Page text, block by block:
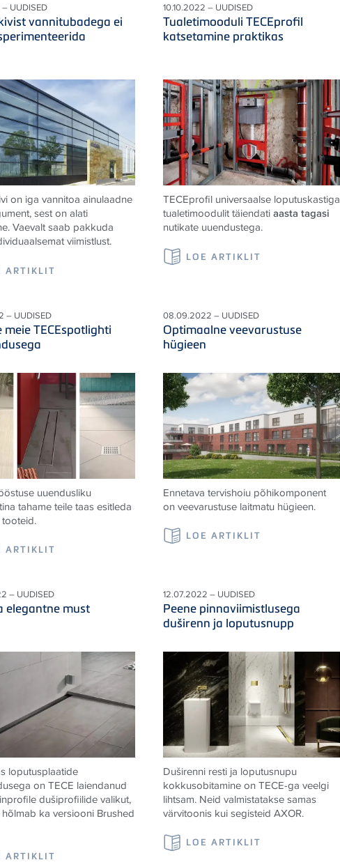
UUDISED
vannitubadega ei
on iga vannitoa ainulaadne
sest on alati
Vaevalt saab pakkuda
viimistlust.
ARTIKLIT
10.10.2022 – UUDISED
Tualetimooduli TECEprofil
katsetamine praktikas
TECEprofil universaalse loputuskastiga
tualetimoodulit täiendatiaasta tagasi
nutikate uuendustega.
LOE ARTIKLIT
– UUDISED
meie TECEspotlighti
uuendusliku
tahame teile taas esitleda
ARTIKLIT
08.09.2022 – UUDISED
Optimaalne veevarustuse
hügieen
Ennetava tervishoiu põhikomponent
on veevarustuse laitmatu hügieen.
LOE ARTIKLIT
– UUDISED
elegantne must
loputusplaatide
on TECE laiendanud
dušiprofiilide valikut,
ka versiooni Brushed
ARTIKLIT
12.07.2022 – UUDISED
Peene pinnaviimistlusega
duširenn ja loputusnupp
Duširenni resti ja loputusnupu
kokkusobitamine on TECE-ga veelgi
lihtsam. Neid valmistatakse samas
värvitoonis kui segisteid AXOR.
LOE ARTIKLIT